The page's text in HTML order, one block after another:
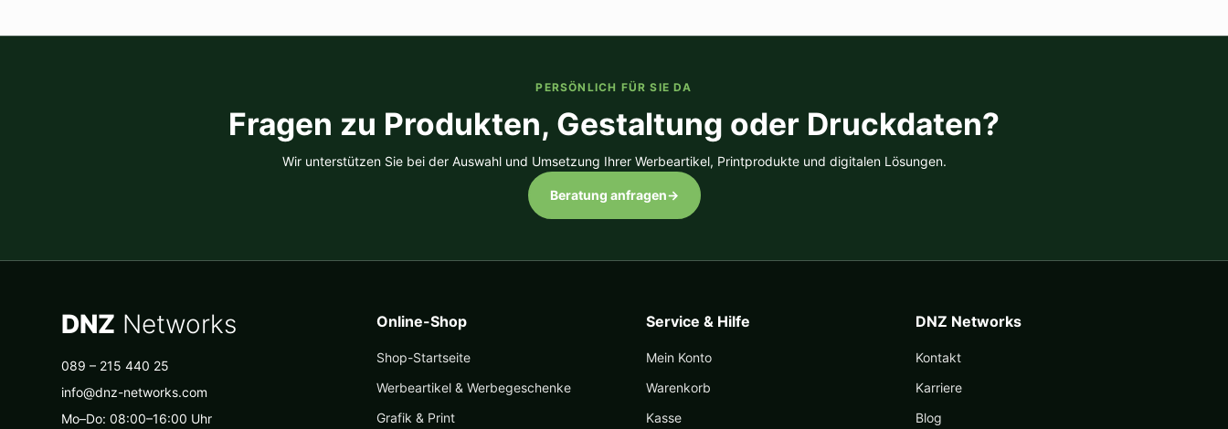
PERSÖNLICH FÜR SIE DA
Fragen zu Produkten, Gestaltung oder Druckdaten?
Wir unterstützen Sie bei der Auswahl und Umsetzung Ihrer Werbeartikel, Printprodukte und digitalen Lösungen.
Beratung anfragen→
DNZ Networks
089 – 215 440 25
info@dnz-networks.com
Mo–Do: 08:00–16:00 Uhr
Online-Shop
Shop-Startseite
Werbeartikel & Werbegeschenke
Grafik & Print
Service & Hilfe
Mein Konto
Warenkorb
Kasse
DNZ Networks
Kontakt
Karriere
Blog